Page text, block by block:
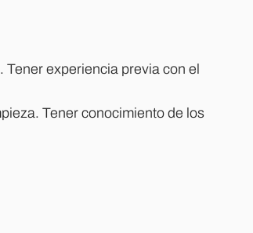
experiencia previa con el
Tener conocimiento de los